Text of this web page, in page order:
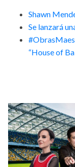
Shawn
Se lanzará
“House of